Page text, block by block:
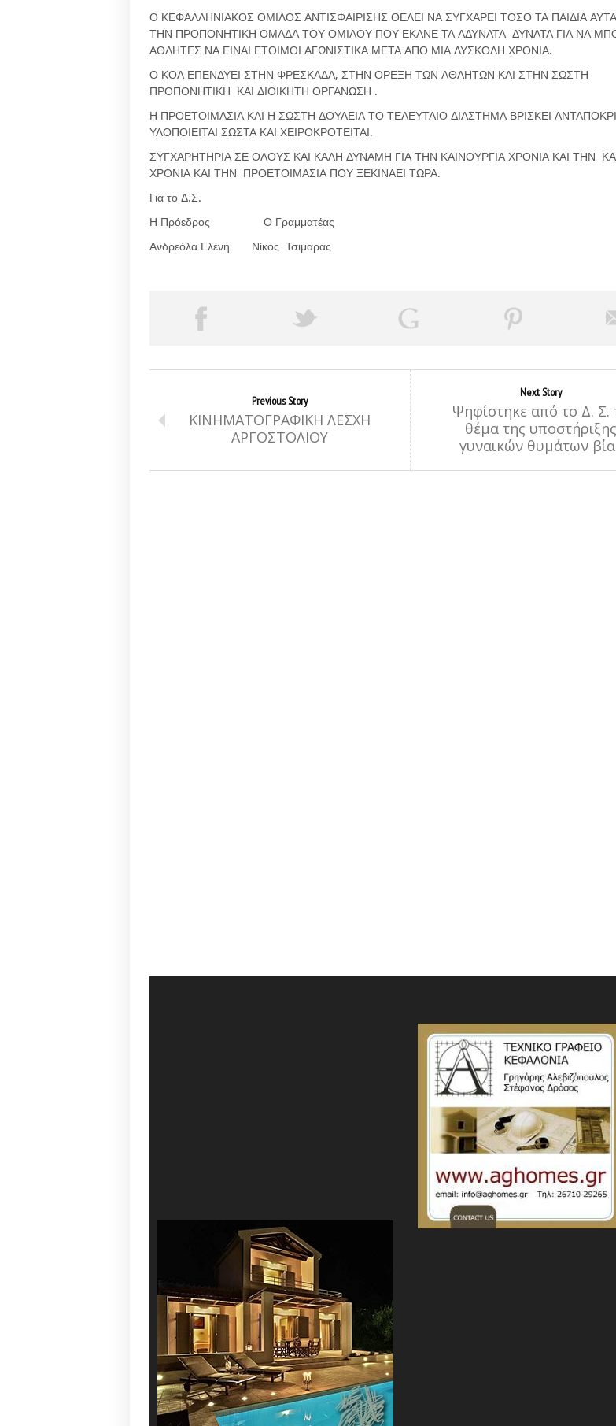
Ο ΚΕΦΑΛΛΗΝΙΑΚΟΣ ΟΜΙΛΟΣ ΑΝΤΙΣΦΑΙΡΙΣΗΣ ΘΕΛΕΙ ΝΑ ΣΥΓΧΑΡΕΙ ΤΟΣΟ ΤΑ ΠΑΙΔΙΑ
ΤΗΝ ΠΡΟΠΟΝΗΤΙΚΗ ΟΜΑΔΑ ΤΟΥ ΟΜΙΛΟΥ ΠΟΥ ΕΚΑΝΕ ΤΑ ΑΔΥΝΑΤΑ ΔΥΝΑΤΑ ΓΙΑ ΝΑ
ΑΘΛΗΤΕΣ ΝΑ ΕΙΝΑΙ ΕΤΟΙΜΟΙ ΑΓΩΝΙΣΤΙΚΑ ΜΕΤΑ ΑΠΟ ΜΙΑ ΔΥΣΚΟΛΗ ΧΡΟΝΙΑ.
Ο ΚΟΑ ΕΠΕΝΔΥΕΙ ΣΤΗΝ ΦΡΕΣΚΑΔΑ, ΣΤΗΝ ΟΡΕΞΗ ΤΩΝ ΑΘΛΗΤΩΝ ΚΑΙ ΣΤΗΝ ΣΩΣΤΗ
ΠΡΟΠΟΝΗΤΙΚΗ ΚΑΙ ΔΙΟΙΚΗΤΗ ΟΡΓΑΝΩΣΗ .
Η ΠΡΟΕΤΟΙΜΑΣΙΑ ΚΑΙ Η ΣΩΣΤΗ ΔΟΥΛΕΙΑ ΤΟ ΤΕΛΕΥΤΑΙΟ ΔΙΑΣΤΗΜΑ ΒΡΙΣΚΕΙ
ΥΛΟΠΟΙΕΙΤΑΙ ΣΩΣΤΑ ΚΑΙ ΧΕΙΡΟΚΡΟΤΕΙΤΑΙ.
ΣΥΓΧΑΡΗΤΗΡΙΑ ΣΕ ΟΛΟΥΣ ΚΑΙ ΚΑΛΗ ΔΥΝΑΜΗ ΓΙΑ ΤΗΝ ΚΑΙΝΟΥΡΓΙΑ ΧΡΟΝΙΑ ΚΑΙ ΤΗΝ
ΧΡΟΝΙΑ ΚΑΙ ΤΗΝ ΠΡΟΕΤΟΙΜΑΣΙΑ ΠΟΥ ΞΕΚΙΝΑΕΙ ΤΩΡΑ.
Για το Δ.Σ.
Η Πρόεδρος Ο Γραμματέας
Ανδρεόλα Ελένη Νίκος Τσιμαρας
Previous Story
ΚΙΝΗΜΑΤΟΓΡΑΦΙΚΗ ΛΕΣΧΗ
ΑΡΓΟΣΤΟΛΙΟΥ
Next Story
Ψηφίστηκε από το Δ. Σ.
θέμα της υποστήριξης
γυναικών θυμάτων